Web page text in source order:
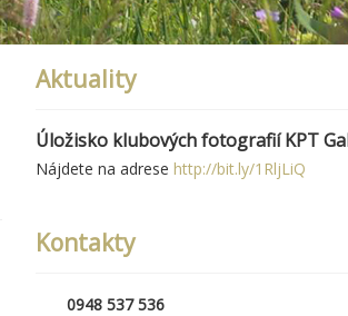
Aktuality
Úložisko klubových fotografií KPT
Nájdete na adrese http://bit.ly/1RljLiQ
Kontakty
0948 537 536